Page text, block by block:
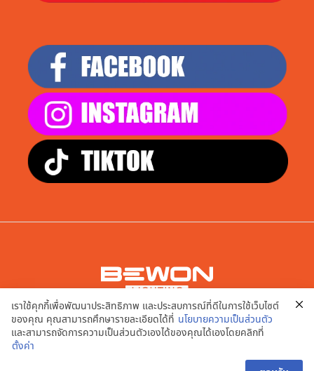
บริษัท เอพี สมาร์ท จำกัด
9/20,21,22,23,24 หมู่ที่ 2 ต.บางคูเวียง อ.บางกรวย จ.นนทบุรี
11130
เราใช้คุกกี้เพื่อพัฒนาประสิทธิภาพ และประสบการณ์ที่ดีในการใช้เว็บไซต์
ของคุณ คุณสามารถศึกษารายละเอียดได้ที่ นโยบายความเป็นส่วนตัว
และสามารถจัดการความเป็นส่วนตัวเองได้ของคุณได้เองโดยคลิกที่
ตั้งค่า